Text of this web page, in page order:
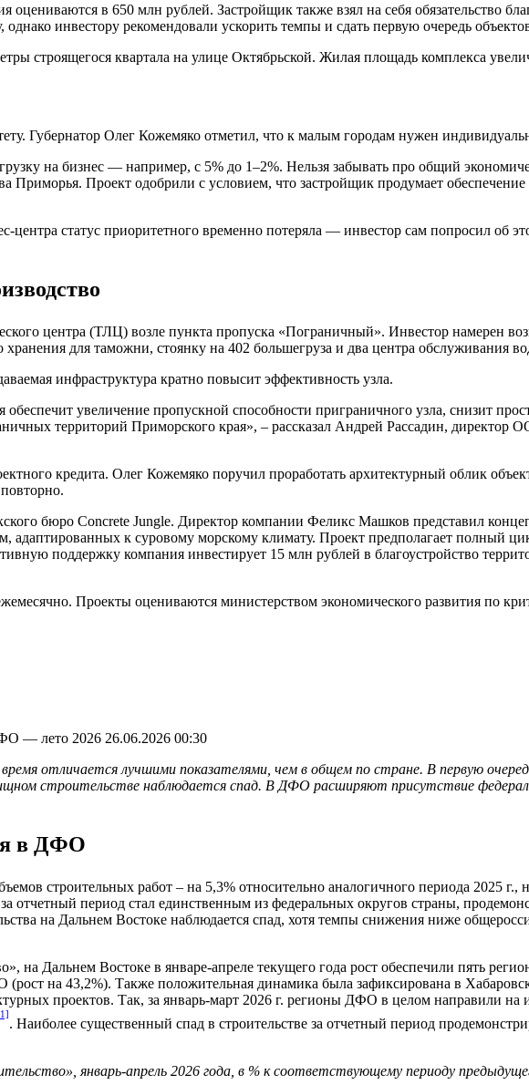
в 650 млн рублей. Застройщик также взял на себя обязательство
инвестору рекомендовали ускорить темпы и сдать первую очередь
строящегося квартала на улице Октябрьской. Жилая площадь комплекса
Губернатор Олег Кожемяко отметил, что к малым городам нужен
на бизнес — например, с 5% до 1–2%. Нельзя забывать про общий
Приморья. Проект одобрили с условием, что застройщик продумает
статус приоритетного временно потеряла — инвестор сам попросил об
центра (ТЛЦ) возле пункта пропуска «Пограничный». Инвестор намерен
для таможни, стоянку на 402 большегруза и два центра обслуживания
инфраструктура кратно повысит эффективность узла.
увеличение пропускной способности приграничного узла, снизит
территорий Приморского края», – рассказал Андрей Рассадин, директор
кредита. Олег Кожемяко поручил проработать архитектурный облик
бюро Concrete Jungle. Директор компании Феликс Машков представил
к суровому морскому климату. Проект предполагает полный
поддержку компания инвестирует 15 млн рублей в благоустройство
Проекты оцениваются министерством экономического развития по
— лето 2026 26.06.2026 00:30
отличается лучшими показателями, чем в общем по стране. В первую
строительстве наблюдается спад. В ДФО расширяют присутствие
в ДФО
строительных работ – на 5,3% относительно аналогичного периода 2025 г.,
отчетный период стал единственным из федеральных округов страны,
на Дальнем Востоке наблюдается спад, хотя темпы снижения ниже
на Дальнем Востоке в январе-апреле текущего года рост обеспечили пять
на 43,2%). Также положительная динамика была зафиксирована в
проектов. Так, за январь-март 2026 г. регионы ДФО в целом направили
. Наиболее существенный спад в строительстве за отчетный период
январь-апрель 2026 года, в % к соответствующему периоду